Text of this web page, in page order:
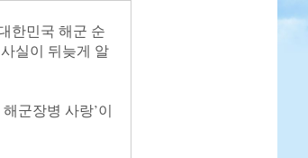
실이 뒤늦게 알
군장병 사랑’이